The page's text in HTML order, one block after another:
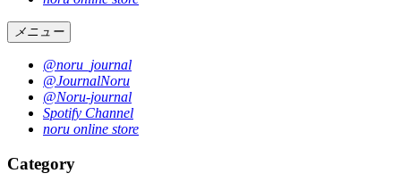
メニュー
@noru_journal
@JournalNoru
@Noru-journal
Spotify Channel
noru online store
Category